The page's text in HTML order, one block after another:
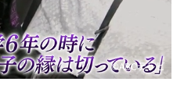
©ABCテレビ